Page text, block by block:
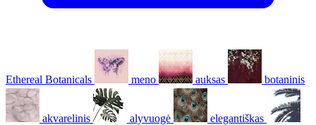
Ethereal Botanicals meno auksas botaninis
akvarelinis alyvuogė elegantiškas